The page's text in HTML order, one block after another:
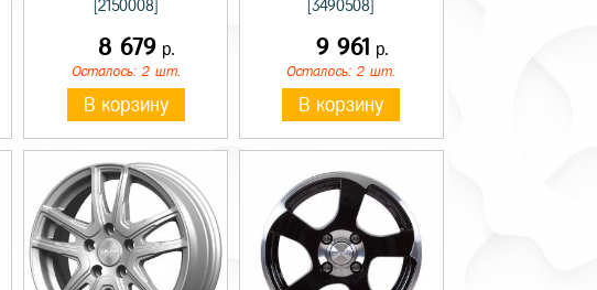
[2150008]
8 679 р.
Осталось: 2 шт.
В корзину
[3490508]
9 961 р.
Осталось: 2 шт.
В корзину